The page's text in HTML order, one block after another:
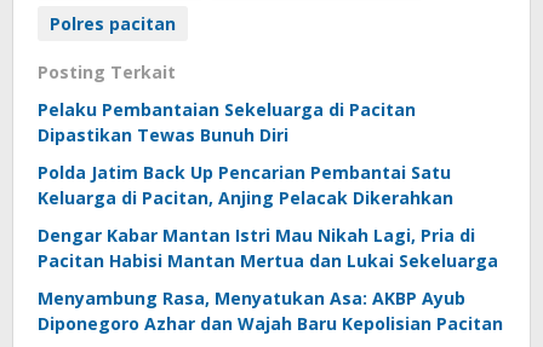
Polres pacitan
Posting Terkait
Pelaku Pembantaian Sekeluarga di Pacitan
Dipastikan Tewas Bunuh Diri
Polda Jatim Back Up Pencarian Pembantai Satu
Keluarga di Pacitan, Anjing Pelacak Dikerahkan
Dengar Kabar Mantan Istri Mau Nikah Lagi, Pria di
Pacitan Habisi Mantan Mertua dan Lukai Sekeluarga
Menyambung Rasa, Menyatukan Asa: AKBP Ayub
Diponegoro Azhar dan Wajah Baru Kepolisian Pacitan